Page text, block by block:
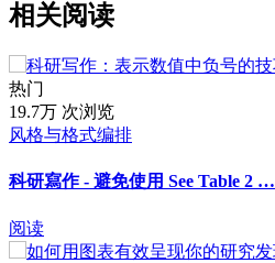
相关阅读
热门
19.7万 次浏览
风格与格式编排
科研寫作 - 避免使用 See Table 2 …
阅读